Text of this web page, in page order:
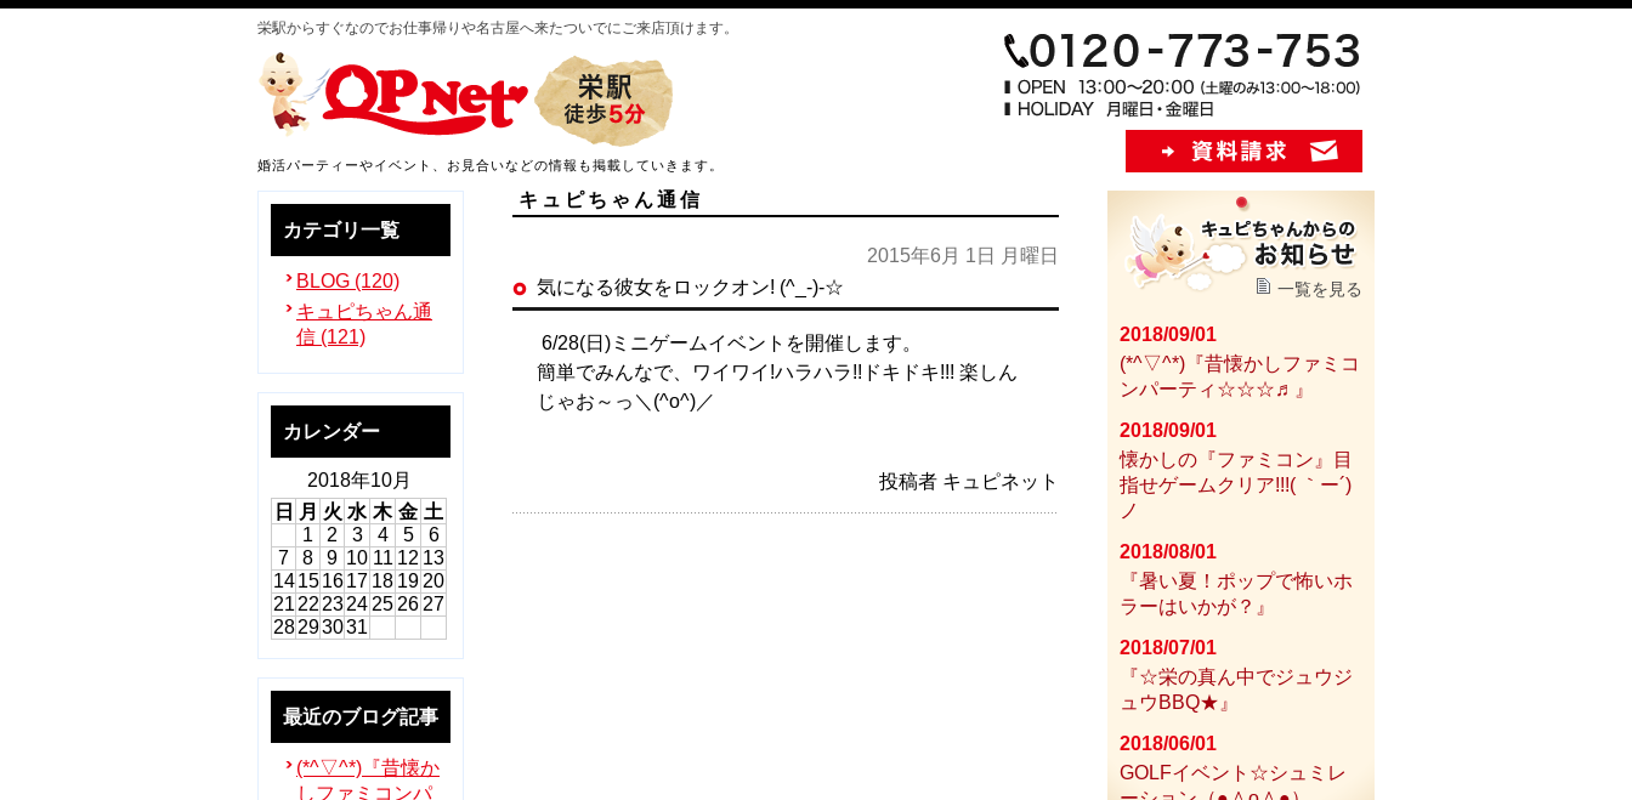
栄駅からすぐなのでお仕事帰りや名古屋へ来たついでにご来店頂けます。
婚活パーティーやイベント、お見合いなどの情報も掲載していきます。
キュピちゃん通信
2015年6月 1日 月曜日
気になる彼女をロックオン! (^_-)-☆
6/28(日)ミニゲームイベントを開催します。
簡単でみんなで、ワイワイ!ハラハラ!!ドキドキ!!! 楽しん
じゃお～っ＼(^o^)／
投稿者 キュピネット
カテゴリ一覧
BLOG (120)
キュピちゃん通
信 (121)
カレンダー
2018年10月
日
月 火 水 木 金 土
1
2 3 4 5
6
7
8 9 10 11 12 13
14 15 16 17 18 19 20
21 22 23 24 25 26 27
28 293031
最近のブログ記事
(*^▽^*)『昔懐か
しファミコンパ
一覧を見る
2018/09/01
(*^▽^*)『昔懐かしファミコ
ンパーティ☆☆☆♬』
2018/09/01
懐かしの『ファミコン』目
指せゲームクリア!!!( ｀ー´)
ノ
2018/08/01
『暑い夏！ポップで怖いホ
ラーはいかが？』
2018/07/01
『☆栄の真ん中でジュウジ
ュウBBQ★』
2018/06/01
GOLFイベント☆シュミレ